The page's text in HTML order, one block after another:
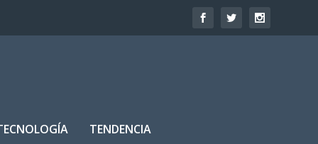
TENDENCIA